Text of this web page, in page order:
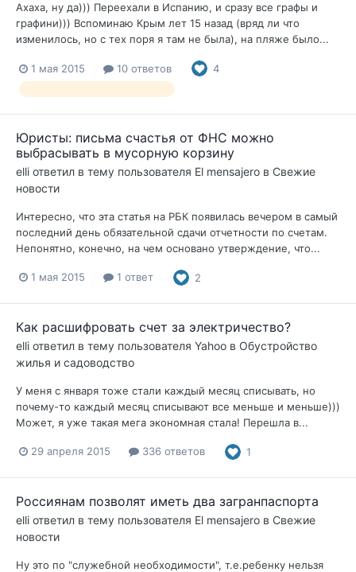
Ахаха, ну да))) Переехали в Испанию, и сразу все графы и
графини))) Вспоминаю Крым лет 15 назад (вряд ли что
изменилось, но с тех поря я там не была), на пляже было...
1 мая 2015 10 ответов 4
Юристы: письма счастья от ФНС можно
выбрасывать в мусорную корзину
elli ответил в тему пользователя El mensajero в Свежие
новости
Интересно, что эта статья на РБК появилась вечером в самый
последний день обязательной сдачи отчетности по счетам.
Непонятно, конечно, на чем основано утверждение, что...
1 мая 2015 1 ответ 2
Как расшифровать счет за электричество?
elli ответил в тему пользователя Yahoo в Обустройство
жилья и садоводство
У меня с января тоже стали каждый месяц списывать, но
почему-то каждый месяц списывают все меньше и меньше)))
Может, я уже такая мега экономная стала! Перешла в...
29 апреля 2015 336 ответов 1
Россиянам позволят иметь два загранпаспорта
elli ответил в тему пользователя El mensajero в Свежие
новости
Ну это по "служебной необходимости", т.е.ребенку нельзя